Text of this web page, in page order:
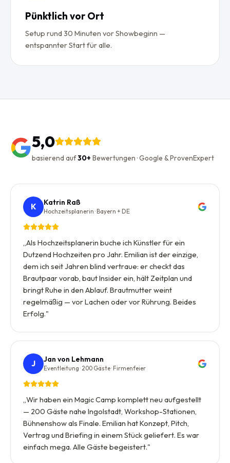
Pünktlich vor Ort
Setup rund 30 Minuten vor Showbeginn —
entspannter Start für alle.
5,0
basierend auf30+ Bewertungen · Google & ProvenExpert
K Katrin Raß
Hochzeitsplanerin · Bayern + DE
„Als Hochzeitsplanerin buche ich Künstler für ein
Dutzend Hochzeiten pro Jahr. Emilian ist der einzige,
dem ich seit Jahren blind vertraue: er checkt das
Brautpaar vorab, baut Insider ein, hält Zeitplan und
bringt Ruhe in den Ablauf. Brautmutter weint
regelmäßig — vor Lachen oder vor Rührung. Beides
Erfolg."
J Jan von Lehmann
Eventleitung · 200 Gäste · Firmenfeier
„Wir haben ein Magic Camp komplett neu aufgestellt
— 200 Gäste nahe Ingolstadt, Workshop-Stationen,
Bühnenshow als Finale. Emilian hat Konzept, Pitch,
Vertrag und Briefing in einem Stück geliefert. Es war
einfach mega. Alle Gäste begeistert."